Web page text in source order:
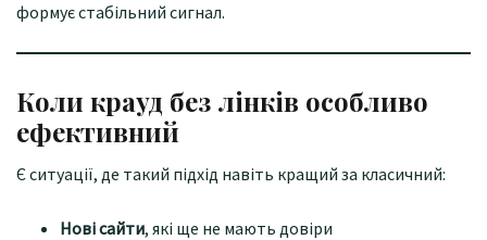
формує стабільний сигнал.
Коли крауд без лінків особливо
ефективний
Є ситуації, де такий підхід навіть кращий за класичний:
Нові сайти, які ще не мають довіри